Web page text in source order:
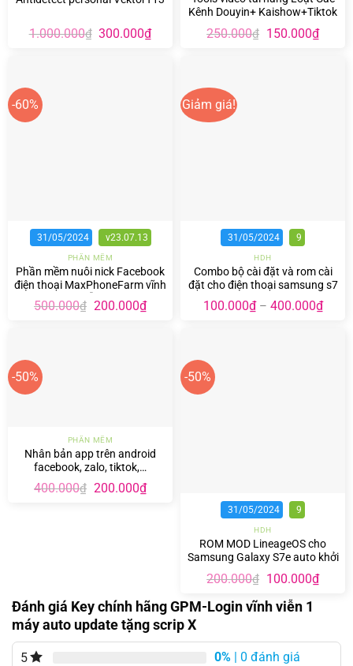
1.000.000₫ Giá
300.000₫Giá
hiện
Kênh Douyin+ Kaishow+Tiktok
250.000₫ Giá
150.000₫Giá
hiện
-60%
31/05/2024 v23.07.13
PHẦN MỀM
Phần mềm nuôi nick Facebook
điện thoại MaxPhoneFarm vĩnh
viễn
500.000₫ Giá
200.000₫Giá
hiện
Giảm giá!
31/05/2024 9
HDH
Combo bộ cài đặt và rom cài
đặt cho điện thoại samsung s7
và s7e
100.000₫– 400.000₫
-50%
PHẦN MỀM
Nhân bản app trên android
facebook, zalo, tiktok,…
400.000₫ Giá
200.000₫Giá
hiện
-50%
31/05/2024 9
HDH
ROM MOD LineageOS cho
Samsung Galaxy S7e auto khởi
200.000₫ Giá
là:
200.000₫.
100.000₫Giá
hiện
Đánh giá Key chính hãng GPM-Login vĩnh viễn 1
máy auto update tặng scrip X
5 0% | 0 đánh giá